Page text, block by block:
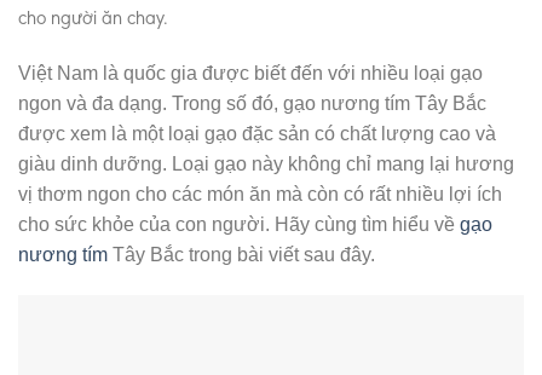
cho người ăn chay.
Việt Nam là quốc gia được biết đến với nhiều loại gạo
ngon và đa dạng. Trong số đó, gạo nương tím Tây Bắc
được xem là một loại gạo đặc sản có chất lượng cao và
giàu dinh dưỡng. Loại gạo này không chỉ mang lại hương
vị thơm ngon cho các món ăn mà còn có rất nhiều lợi ích
cho sức khỏe của con người. Hãy cùng tìm hiểu về gạo
nương tím Tây Bắc trong bài viết sau đây.